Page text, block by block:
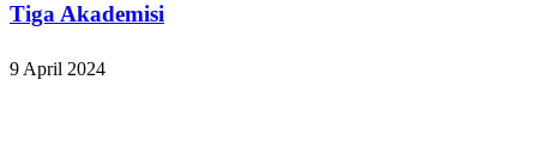
Tiga Akademisi
9 April 2024